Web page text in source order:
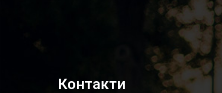
Контакти